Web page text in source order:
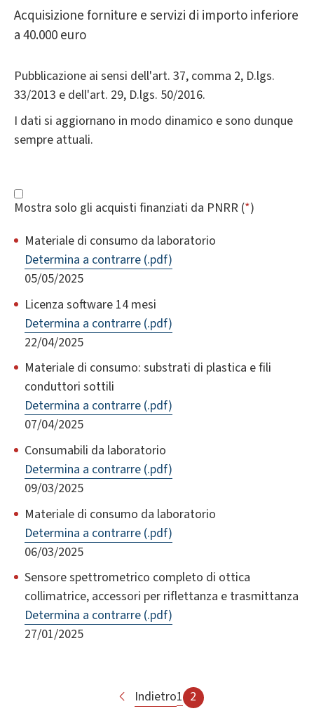
Acquisizione forniture e servizi di importo inferiore
a 40.000 euro
Pubblicazione ai sensi dell'art. 37, comma 2, D.lgs.
33/2013 e dell'art. 29, D.lgs. 50/2016.
I dati si aggiornano in modo dinamico e sono dunque
sempre attuali.
Mostra solo gli acquisti finanziati da PNRR (*)
Materiale di consumo da laboratorio
Determina a contrarre (.pdf)
05/05/2025
Licenza software 14 mesi
Determina a contrarre (.pdf)
22/04/2025
Materiale di consumo: substrati di plastica e fili
conduttori sottili
Determina a contrarre (.pdf)
07/04/2025
Consumabili da laboratorio
Determina a contrarre (.pdf)
09/03/2025
Materiale di consumo da laboratorio
Determina a contrarre (.pdf)
06/03/2025
Sensore spettrometrico completo di ottica
collimatrice, accessori per riflettanza e trasmittanza
Determina a contrarre (.pdf)
27/01/2025
Indietro1 2